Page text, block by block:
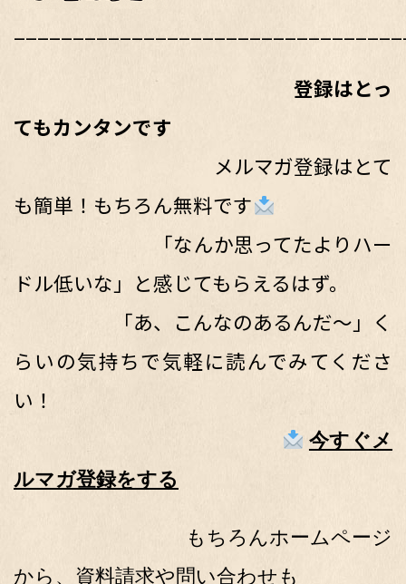
登録はとっ
てもカンタンです
メルマガ登録はとて
も簡単！もちろん無料です
「なんか思ってたよりハー
ドル低いな」と感じてもらえるはず。
「あ、こんなのあるんだ〜」く
らいの気持ちで気軽に読んでみてくださ
い！
今すぐメ
ルマガ登録をする
もちろんホームページ
から、資料請求や問い合わせも